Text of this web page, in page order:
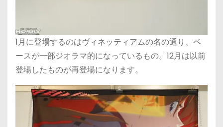
1月に登場するのはヴィネッティアムの名の通り、ベ
ースが一部ジオラマ的になっているもの。12月は以前
登場したものが再登場になります。